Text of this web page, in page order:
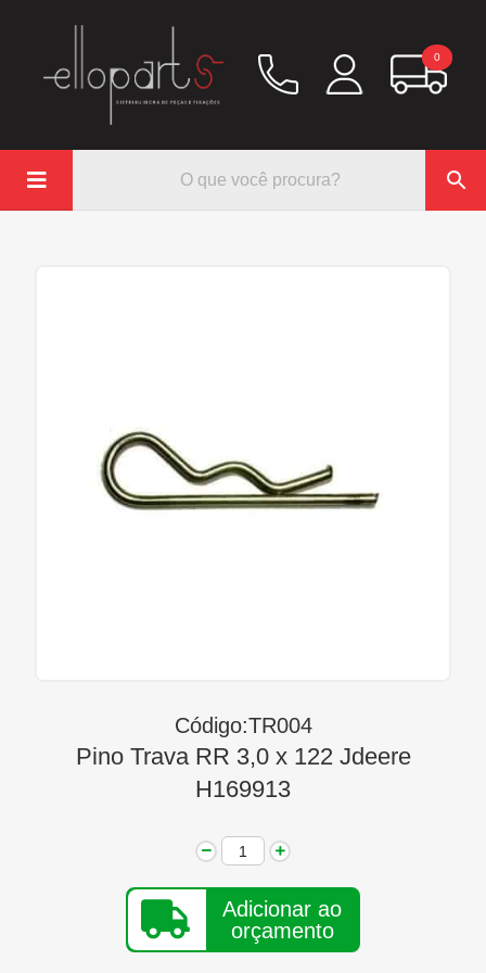
0

Parafuso e Porcas
Linha Diesel
Código:TR004
Pino Trava RR 3,0 x 122 Jdeere
H169913
Adicionar ao
orçamento